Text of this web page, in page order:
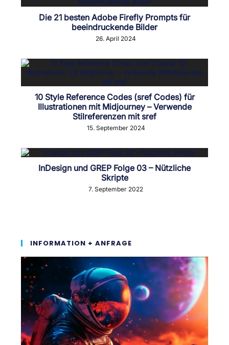
Die 21 besten Adobe Firefly Prompts für
beeindruckende Bilder
26. April 2024
10 Style Reference Codes (sref Codes) für
Illustrationen mit Midjourney – Verwende
Stilreferenzen mit sref
15. September 2024
InDesign und GREP Folge 03 – Nützliche
Skripte
7. September 2022
INFORMATION + ANFRAGE